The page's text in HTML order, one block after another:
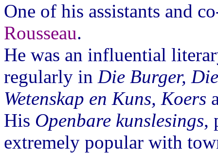
One of his assistants and
Rousseau.
He was an influential
regularly in Die Burger,
Wetenskap en Kuns, Koers
His Openbare kunslesings,
extremely popular with